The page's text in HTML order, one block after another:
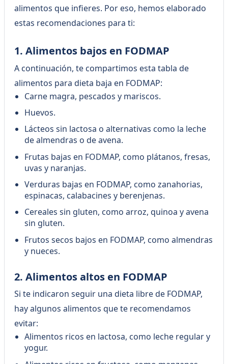
alimentos que infieres. Por eso, hemos elaborado
estas recomendaciones para ti:
1. Alimentos bajos en FODMAP
A continuación, te compartimos esta tabla de
alimentos para dieta baja en FODMAP:
Carne magra, pescados y mariscos.
Huevos.
Lácteos sin lactosa o alternativas como la leche
de almendras o de avena.
Frutas bajas en FODMAP, como plátanos, fresas,
uvas y naranjas.
Verduras bajas en FODMAP, como zanahorias,
espinacas, calabacines y berenjenas.
Cereales sin gluten, como arroz, quinoa y avena
sin gluten.
Frutos secos bajos en FODMAP, como almendras
y nueces.
2. Alimentos altos en FODMAP
Si te indicaron seguir una dieta libre de FODMAP,
hay algunos alimentos que te recomendamos
evitar:
Alimentos ricos en lactosa, como leche regular y
yogur.